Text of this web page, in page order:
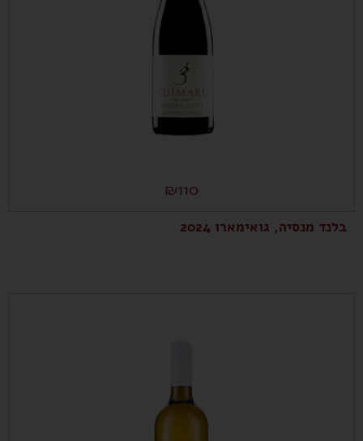
₪110
בלנד מנסיה, גואימארו 2024